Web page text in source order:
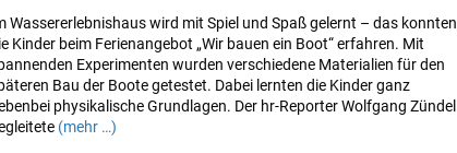
Wassererlebnishaus wird mit Spiel und Spaß gelernt – das konnten
Kinder beim Ferienangebot „Wir bauen ein Boot“ erfahren. Mit
Experimenten wurden verschiedene Materialien für den
Bau der Boote getestet. Dabei lernten die Kinder ganz
physikalische Grundlagen. Der hr-Reporter Wolfgang Zündel
(mehr …)